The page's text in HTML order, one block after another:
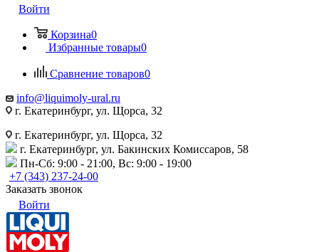
Войти
Корзина0
Избранные товары0
Сравнение товаров0
info@liquimoly-ural.ru
г. Екатеринбург, ул. Щорса, 32
г. Екатеринбург, ул. Щорса, 32
г. Екатеринбург, ул. Бакинских Комиссаров, 58
Пн-Сб: 9:00 - 21:00, Вс: 9:00 - 19:00
+7 (343) 237-24-00
Заказать звонок
Войти